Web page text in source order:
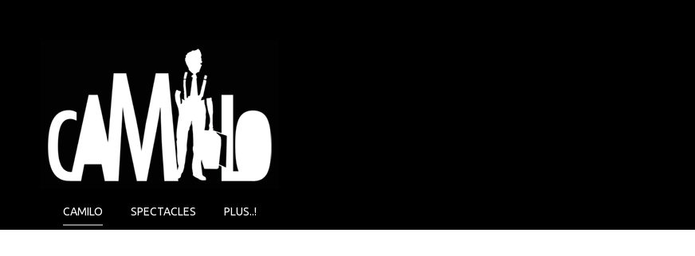
CAMILO SPECTACLES PLUS..!